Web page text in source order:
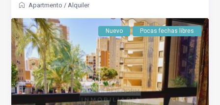
Apartmento / Alquiler
Nuevo Pocas fechas libres